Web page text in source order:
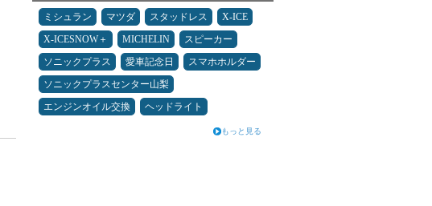
ミシュラン マツダ スタッドレス
X-ICE
X-ICESNOW＋
MICHELIN
スピーカー
ソニックプラス
愛車記念日
スマホホルダー
ソニックプラスセンター山梨
エンジンオイル交換
ヘッドライト
もっと見る